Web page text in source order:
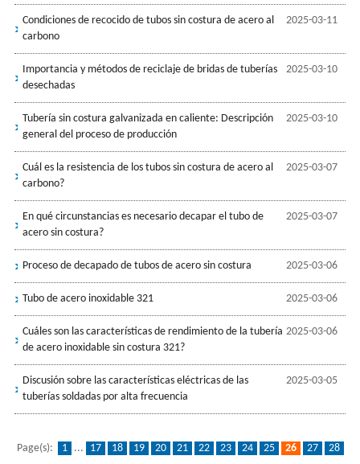
2025-03-11
Condiciones de recocido de tubos sin costura de acero al
carbono
2025-03-10
Importancia y métodos de reciclaje de bridas de tuberías
desechadas
2025-03-10
Tubería sin costura galvanizada en caliente: Descripción
general del proceso de producción
2025-03-07
Cuál es la resistencia de los tubos sin costura de acero al
carbono?
2025-03-07
En qué circunstancias es necesario decapar el tubo de
acero sin costura?
2025-03-06
Proceso de decapado de tubos de acero sin costura
2025-03-06
Tubo de acero inoxidable 321
2025-03-06
Cuáles son las características de rendimiento de la tubería
de acero inoxidable sin costura 321?
2025-03-05
Discusión sobre las características eléctricas de las
tuberías soldadas por alta frecuencia
Page(s): 1 ... 17 18 19 20 21 22 23 24 25 26 27
28